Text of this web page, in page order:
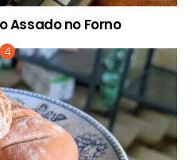
Assado no Forno